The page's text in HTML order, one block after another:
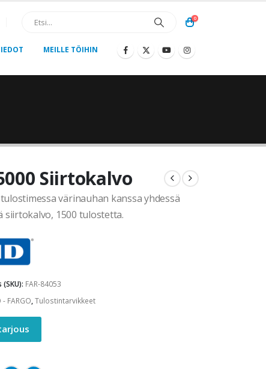
0
MEILLE TÖIHIN
Siirtokalvo
värinauhan kanssa yhdessä
siirtokalvo, 1500 tulostetta.
FAR-84053
- FARGO,Tulostintarvikkeet